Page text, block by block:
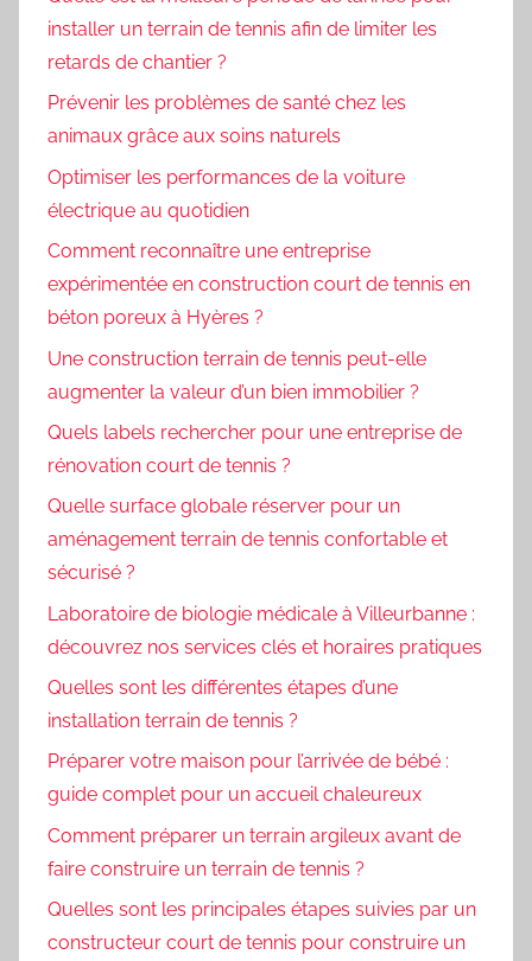
installer un terrain de tennis afin de limiter les
retards de chantier ?
Prévenir les problèmes de santé chez les
animaux grâce aux soins naturels
Optimiser les performances de la voiture
électrique au quotidien
Comment reconnaître une entreprise
expérimentée en construction court de tennis en
béton poreux à Hyères ?
Une construction terrain de tennis peut-elle
augmenter la valeur d’un bien immobilier ?
Quels labels rechercher pour une entreprise de
rénovation court de tennis ?
Quelle surface globale réserver pour un
aménagement terrain de tennis confortable et
sécurisé ?
Laboratoire de biologie médicale à Villeurbanne :
découvrez nos services clés et horaires pratiques
Quelles sont les différentes étapes d’une
installation terrain de tennis ?
Préparer votre maison pour l’arrivée de bébé :
guide complet pour un accueil chaleureux
Comment préparer un terrain argileux avant de
faire construire un terrain de tennis ?
Quelles sont les principales étapes suivies par un
constructeur court de tennis pour construire un